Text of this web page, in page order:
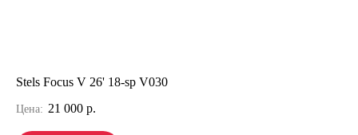
Stels Focus V 26' 18-sp V030
Цена: 21 000 р.